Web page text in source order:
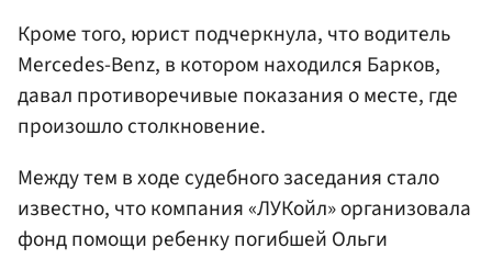
Кроме того, юрист подчеркнула, что водитель
Mercedes-Benz, в котором находился Барков,
давал противоречивые показания о месте, где
произошло столкновение.
Между тем в ходе судебного заседания стало
известно, что компания «ЛУКойл» организовала
фонд помощи ребенку погибшей Ольги